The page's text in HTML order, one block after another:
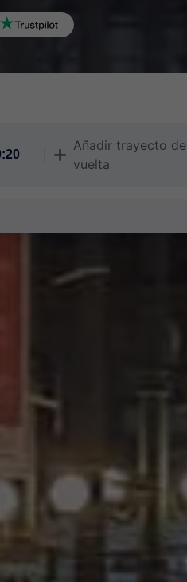
󱅇
Añadir trayecto de
vuelta